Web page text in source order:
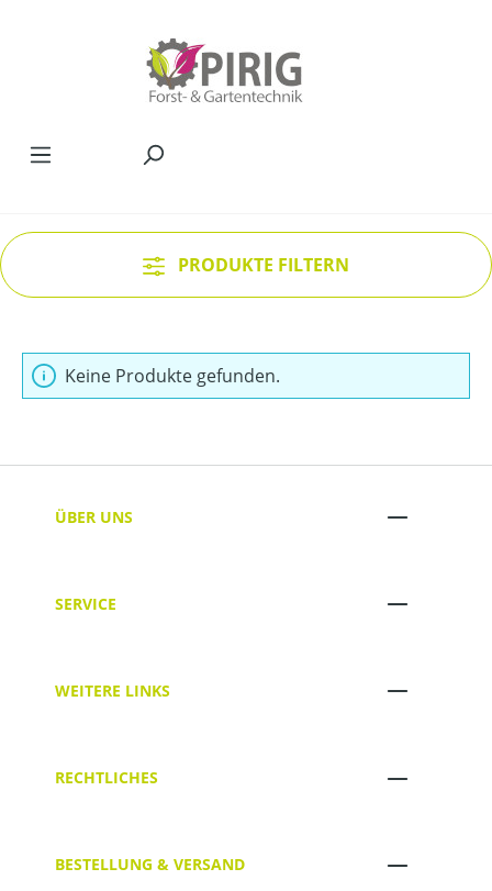
PRODUKTE FILTERN
Keine Produkte gefunden.
ÜBER UNS
SERVICE
WEITERE LINKS
RECHTLICHES
BESTELLUNG & VERSAND